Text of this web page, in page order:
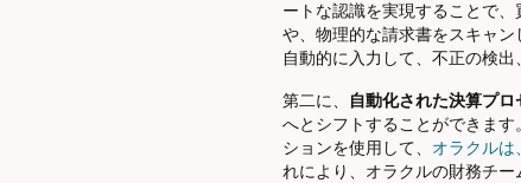
ートな認識を実現することで
や、物理的な請求書をスキャ
自動的に入力して、不正の検
第二に、 自動化された決算プロ
へとシフトすることができま
ションを使用して、 オラクル
れにより、オラクルの財務チ